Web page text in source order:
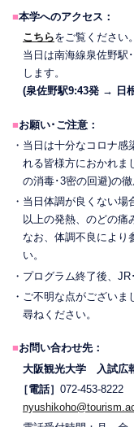
■本学へのアクセス：
こちらをご覧ください。
当日は南海線泉佐野駅
します。
(泉佐野駅9:43発 → 日
■お願い･ご注意：
・当日は十分なコロナ
れる皆様方におかれま
の消毒･3密の回避)の
・当日体調が良くない
以上の発熱、のどの痛
なお、体調不良により
い。
・プログラム終了後、
・ご不明な点がござい
尋ねください。
■お問い合わせ先：
大阪観光大学 入試広
［電話］ 072-453-8222